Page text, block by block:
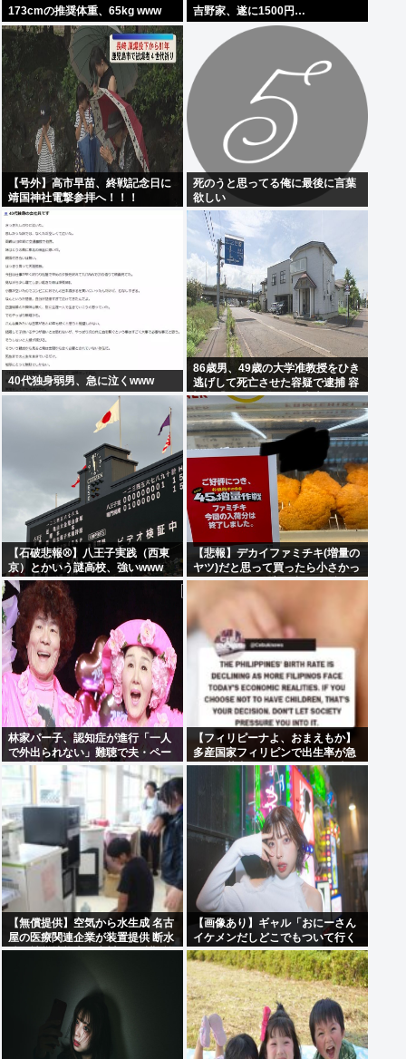
173cmの推奨体重、65kg www 吉野家、遂に1500円…
【号外】高市早苗、終戦記念日に
靖国神社電撃参拝へ！！！
死のうと思ってる俺に最後に言葉
欲しい
40代独身弱男、急に泣くwww
86歳男、49歳の大学准教授をひき
逃げして死亡させた容疑で逮捕 容
疑者「ぶつかったのは大木」と否
認
【石破悲報⚾】八王子実践（西東
京）とかいう謎高校、強いwww
【悲報】デカイファミチキ(増量の
ヤツ)だと思って買ったら小さかっ
たからわざわざ店に戻って確認し
たら！！！！
林家パー子、認知症が進行「一人
で外出られない」難聴で夫・ペー
と「筆談」…自宅全焼から約1年
【フィリピーナよ、おまえもか】
多産国家フィリピンで出生率が急
降下、若者はSEXよりSNSの時代
【無償提供】空気から水生成 名古
屋の医療関連企業が装置提供 断水
続く被災地熊本・氷川町の避難所
【画像あり】ギャル「おにーさん
イケメンだしどこでもついて行く
よ♡♡♡♡」⇒♡♡